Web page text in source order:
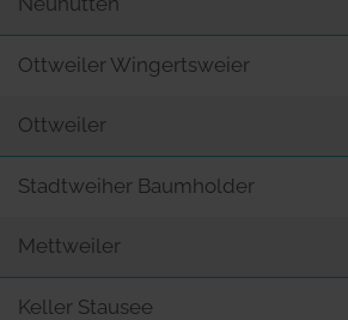
Ottweiler Wingertsweier
Ottweiler
Stadtweiher Baumholder
Mettweiler
Keller Stausee